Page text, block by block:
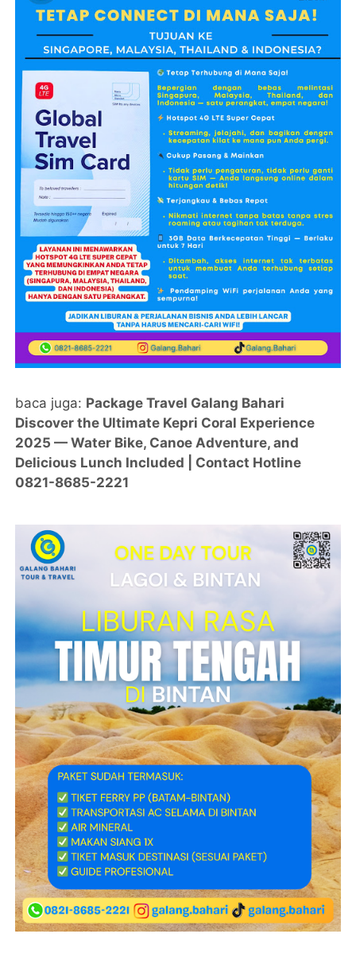
baca juga: Package Travel Galang Bahari
Discover the Ultimate Kepri Coral Experience
2025 — Water Bike, Canoe Adventure, and
Delicious Lunch Included | Contact Hotline
0821-8685-2221